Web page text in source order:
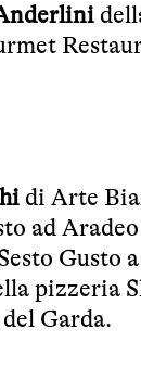
di Arte
ad
Gusto
pizzeria
Garda.